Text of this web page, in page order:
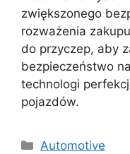
zwiększonego
rozważenia zakupu
do przyczep, aby
bezpieczeństwo
technologi
pojazdów.
Kategorie
Automotive